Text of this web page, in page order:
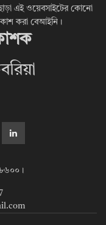
ছাড়া এই ওয়েবসাইটের কোনো
করা বেআইনি।